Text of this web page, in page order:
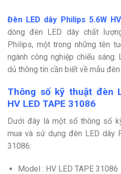
Đèn LED dây Philips 5.6W
dòng đèn LED dây chất
Philips, một trong những tên
ngành công nghiệp chiếu
dủ thông tin cần biết về mẫu
Thông số kỹ thuật đèn
HV LED TAPE 31086
Dưới đây là một số thông số
mua và sử dụng đèn LED dây
31086:
Model : HV LED TAPE 31086